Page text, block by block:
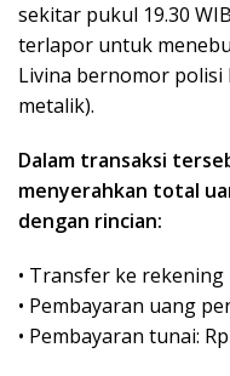
sekitar pukul 19.30
terlapor untuk
Livina bernomor polisi
metalik).
Dalam transaksi
menyerahkan total
dengan rincian:
• Transfer ke
• Pembayaran uang
• Pembayaran tunai: